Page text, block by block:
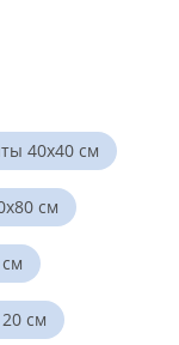
40x40 см
см
см